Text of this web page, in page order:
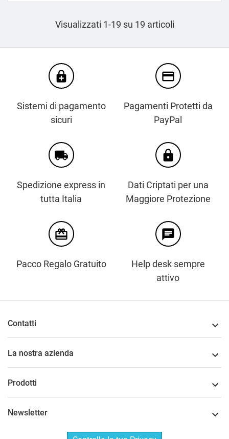
Visualizzati 1-19 su 19 articoli
enhanced_encryption
Sistemi di pagamento
sicuri
credit_card
Pagamenti Protetti da
PayPal
local_shipping
Spedizione express in
tutta Italia
https
Dati Criptati per una
Maggiore Protezione
card_giftcard
Pacco Regalo Gratuito
chat
Help desk sempre
attivo
Contatti 
La nostra azienda 
Prodotti 
Newsletter 